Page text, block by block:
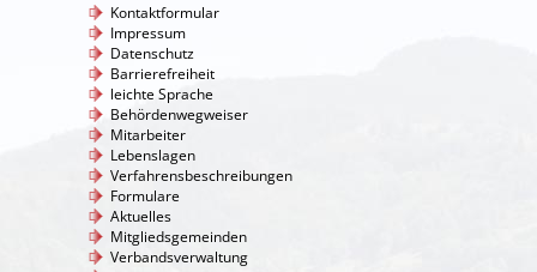
Kontaktformular
Impressum
Datenschutz
Barrierefreiheit
leichte Sprache
Behördenwegweiser
Mitarbeiter
Lebenslagen
Verfahrensbeschreibungen
Formulare
Aktuelles
Mitgliedsgemeinden
Verbandsverwaltung